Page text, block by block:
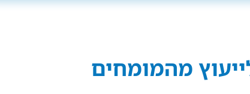
מהמומחים